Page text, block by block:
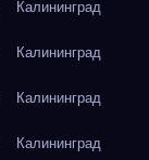
Калининград
Калининград
Калининград
Калининград